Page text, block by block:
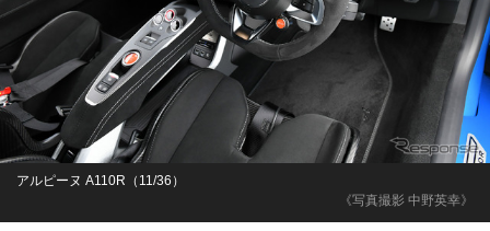
《写真撮影 中野英幸》
アルピーヌ A110R（11/36）